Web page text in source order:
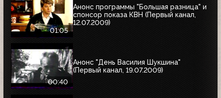
01:05
Анонс программы "Большая разница" и
спонсор показа КВН (Первый канал,
12.07.2009)
00:40
Анонс "День Василия Шукшина"
(Первый канал, 19.07.2009)